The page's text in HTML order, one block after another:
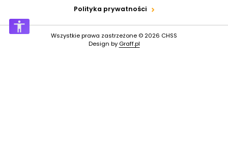
Polityka prywatności
Wszystkie prawa zastrzeżone © 2026 CHSS
Design by Graff.pl